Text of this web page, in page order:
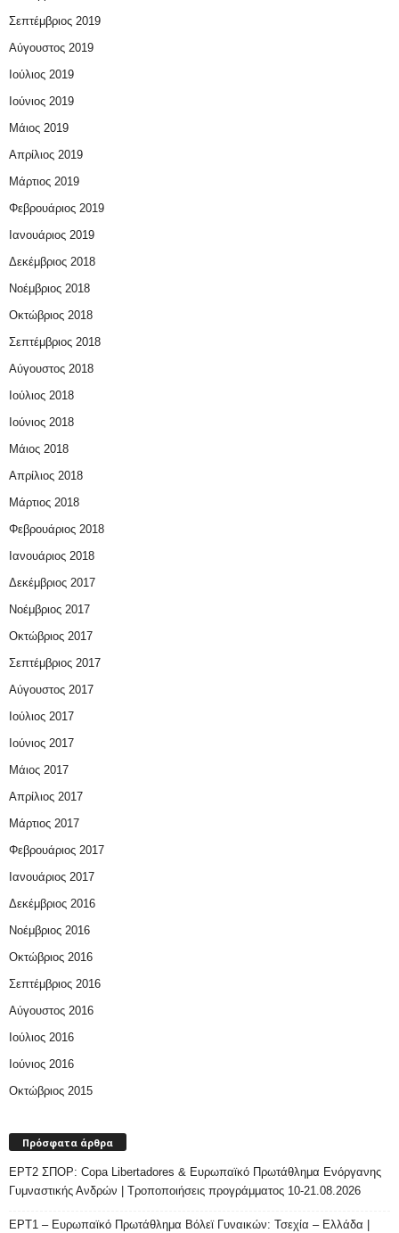
Σεπτέμβριος 2019
Αύγουστος 2019
Ιούλιος 2019
Ιούνιος 2019
Μάιος 2019
Απρίλιος 2019
Μάρτιος 2019
Φεβρουάριος 2019
Ιανουάριος 2019
Δεκέμβριος 2018
Νοέμβριος 2018
Οκτώβριος 2018
Σεπτέμβριος 2018
Αύγουστος 2018
Ιούλιος 2018
Ιούνιος 2018
Μάιος 2018
Απρίλιος 2018
Μάρτιος 2018
Φεβρουάριος 2018
Ιανουάριος 2018
Δεκέμβριος 2017
Νοέμβριος 2017
Οκτώβριος 2017
Σεπτέμβριος 2017
Αύγουστος 2017
Ιούλιος 2017
Ιούνιος 2017
Μάιος 2017
Απρίλιος 2017
Μάρτιος 2017
Φεβρουάριος 2017
Ιανουάριος 2017
Δεκέμβριος 2016
Νοέμβριος 2016
Οκτώβριος 2016
Σεπτέμβριος 2016
Αύγουστος 2016
Ιούλιος 2016
Ιούνιος 2016
Οκτώβριος 2015
Πρόσφατα άρθρα
ΕΡΤ2 ΣΠΟΡ: Copa Libertadores & Ευρωπαϊκό Πρωτάθλημα Ενόργανης
Γυμναστικής Ανδρών | Τροποποιήσεις προγράμματος 10-21.08.2026
ΕΡΤ1 – Ευρωπαϊκό Πρωτάθλημα Βόλεϊ Γυναικών: Τσεχία – Ελλάδα |